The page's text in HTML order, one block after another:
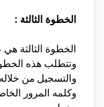
الخطوة الثالثة :
الخطوة الثالثة
وتتطلب هذه
والتسجيل من خلاله
وكلمه المرور